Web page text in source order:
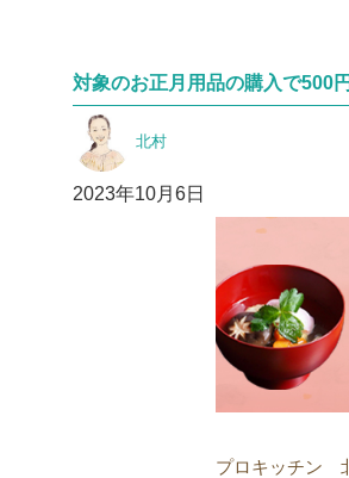
対象のお正月用品の購入で500
稿
北村
投
2023年10月6日
プロキッチン